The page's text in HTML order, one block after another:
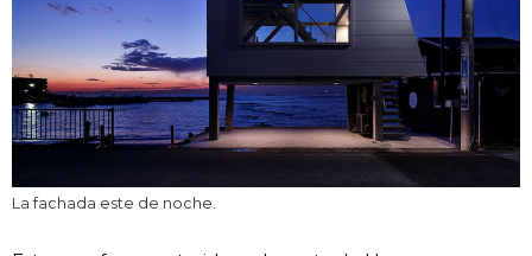
La fachada este de noche.